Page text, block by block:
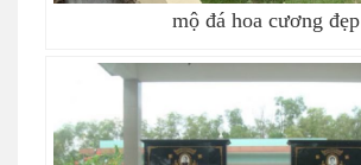
mộ đá hoa cương đẹp